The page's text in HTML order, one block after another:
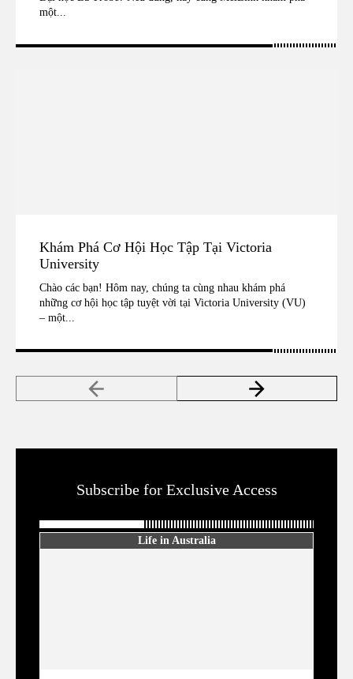
một...
Khám Phá Cơ Hội Học Tập Tại Victoria
University
Chào các bạn! Hôm nay, chúng ta cùng nhau khám phá
những cơ hội học tập tuyệt vời tại Victoria University (VU)
– một...
Subscribe for Exclusive Access
Life in Australia